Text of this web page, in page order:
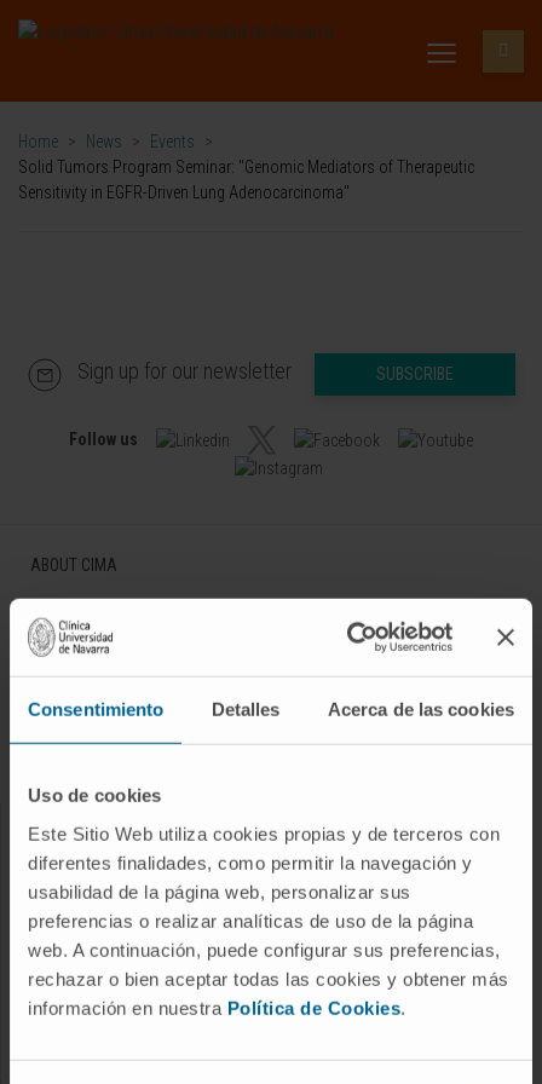
Consentimiento Detalles Acerca de las cookies
Uso de cookies
Este Sitio Web utiliza cookies propias y de terceros con
diferentes finalidades, como permitir la navegación y
usabilidad de la página web, personalizar sus
preferencias o realizar analíticas de uso de la página
web. A continuación, puede configurar sus preferencias,
rechazar o bien aceptar todas las cookies y obtener más
información en nuestra Política de Cookies.
Home > News > Events
>
Solid Tumors Program Seminar: "Genomic Mediators of Therapeutic
Sensitivity in EGFR-Driven Lung Adenocarcinoma"
Sign up for our newsletter SUBSCRIBE
Follow us
ABOUT CIMA
Research Center of the Clinica
DISEASES
Cancer
Cardiovascular diseases
Liver diseases
Nervous System diseases